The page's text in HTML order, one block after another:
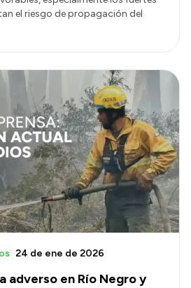
el riesgo de propagación del
adverso en Río Negro y
24 de ene de 2026